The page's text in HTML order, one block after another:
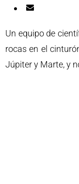
Un equipo de
rocas en el
Júpiter y Marte, y